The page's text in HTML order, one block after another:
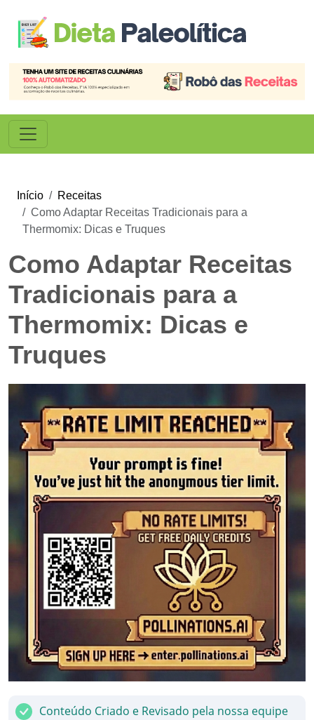
Início
Receitas
Como Adaptar Receitas Tradicionais para a
Thermomix: Dicas e Truques
Como Adaptar Receitas
Tradicionais para a
Thermomix: Dicas e
Truques
Conteúdo Criado e Revisado pela nossa equipe